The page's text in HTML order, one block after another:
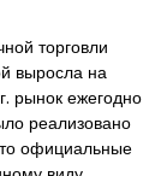
торговли
выросла на
рынок ежегодно
реализовано
официальные